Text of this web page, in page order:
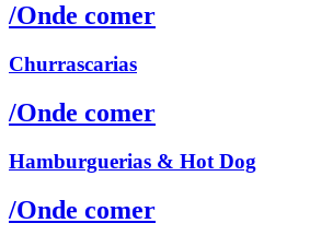
/Onde comer
Churrascarias
/Onde comer
Hamburguerias & Hot Dog
/Onde comer